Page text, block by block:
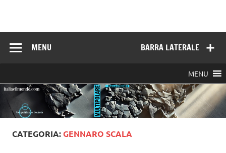
BARRA LATERALE
MENU
MENU
CATEGORIA:GENNARO SCALA